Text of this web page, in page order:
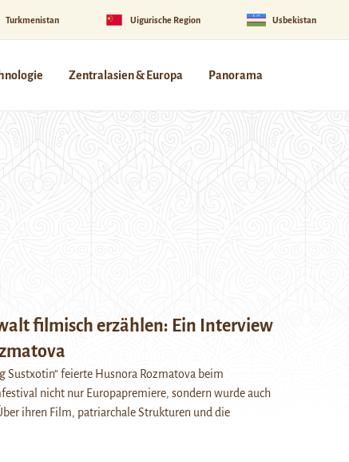
Turkmenistan Uigurische Region Usbekistan
Zentralasien & Europa Panorama
filmisch erzählen: Ein Interview
Sustxotin“ feierte Husnora Rozmatova beim
nicht nur Europapremiere, sondern wurde auch
ihren Film, patriarchale Strukturen und die